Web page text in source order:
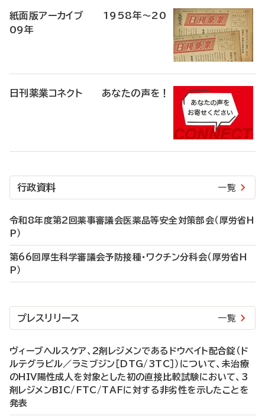
紙面版アーカイブ 1958年～20
09年
日刊薬業コネクト あなたの声を！
行政資料 一覧
令和8年度第2回薬事審議会医薬品等安全対策部会（厚労省H
P）
第66回厚生科学審議会予防接種・ワクチン分科会（厚労省H
P）
プレスリリース 一覧
ヴィーブヘルスケア、2剤レジメンであるドウベイト配合錠（ド
ルテグラビル／ラミブジン［DTG/3TC］）について、未治療
のHIV陽性成人を対象とした初の直接比較試験において、3
剤レジメンBIC/FTC/TAFに対する非劣性を示したことを
発表